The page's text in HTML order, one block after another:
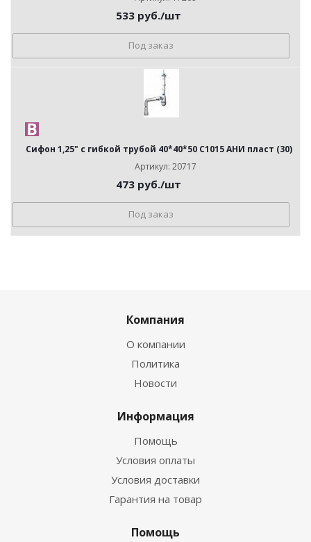
533 руб./шт
Под заказ
Сифон 1,25" с гибкой трубой 40*40*50 С1015 АНИ пласт (30)
Артикул: 20717
473 руб./шт
Под заказ
Компания
О компании
Политика
Новости
Информация
Помощь
Условия оплаты
Условия доставки
Гарантия на товар
Помощь